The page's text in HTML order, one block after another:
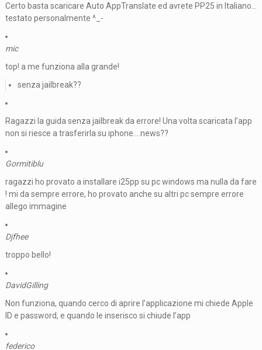
Certo basta scaricare Auto AppTranslate ed avrete PP25 in Italiano…
testato personalmente ^_-
mic
top! a me funziona alla grande!
senza jailbreak??
Ragazzi la guida senza jailbreak da errore! Una volta scaricata l’app
non si riesce a trasferirla su iphone….news??
Gormitiblu
ragazzi ho provato a installare i25pp su pc windows ma nulla da fare
! mi da sempre errore, ho provato anche su altri pc sempre errore
allego immagine
Djfhee
troppo bello!
DavidGilling
Non funziona, quando cerco di aprire l’applicazione mi chiede Apple
ID e password, e quando le inserisco si chiude l’app
federico